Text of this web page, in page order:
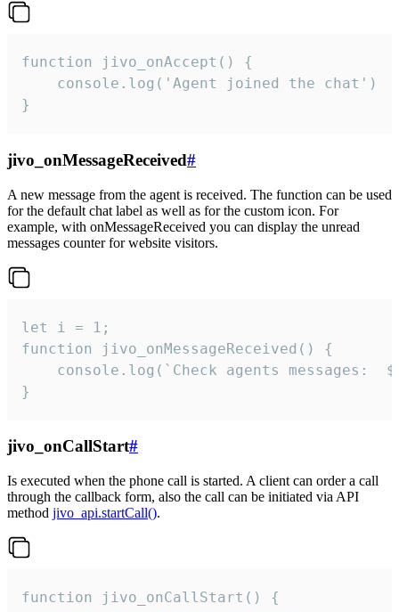
function jivo_onAccept() {
}
jivo_onMessageReceived#
A new message from the agent is received. The function can be used
for the default chat label as well as for the custom icon. For
example, with onMessageReceived you can display the unread
messages counter for website visitors.
let i = 1;
function jivo_onMessageReceived() {
}
jivo_onCallStart#
Is executed when the phone call is started. A client can order a call
through the callback form, also the call can be initiated via API
method jivo_api.startCall().
function jivo_onCallStart() {